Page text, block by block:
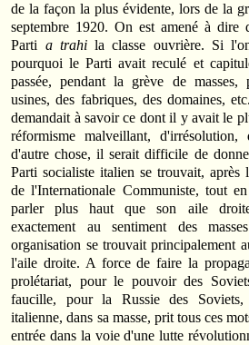
de la façon la plus évidente, lors de la
septembre 1920. On est amené à dire
Parti a trahila classe ouvrière. Si
pourquoi le Parti avait reculé et
passée, pendant la grève de masses,
usines, des fabriques, des domaines,
demandait à savoir ce dont il y avait le
réformisme malveillant,
d'autre chose, il serait difficile de
Parti socialiste italien se trouvait, après
de l'Internationale Communiste, tout
parler plus haut que son aile
exactement au sentiment des
organisation se trouvait principalement
l'aile droite. A force de faire la
prolétariat, pour le pouvoir des
faucille, pour la Russie des
italienne, dans sa masse, prit tous ces
entrée dans la voie d'une lutte